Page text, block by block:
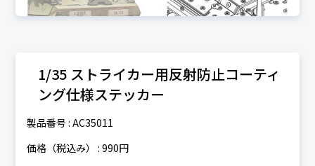
1/35 ストライカー用反射防止コーティ
ング仕様ステッカー
製品番号 : AC35011
価格（税込み） : 990円